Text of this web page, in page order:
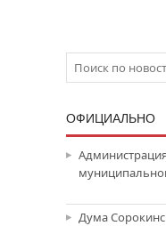
ОФИЦИАЛЬНО
Дума